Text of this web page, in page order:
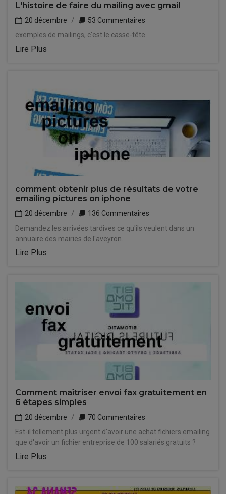
L'histoire de faire du mailing avec gmail
20 décembre
53 Commentaires
exemples de mailings, c'est le casse-tête.
Lire Plus
comment obtenir plus de résultats de votre
emailing pictures on iphone
20 décembre
136 Commentaires
Demandez les arrivées tardives ce qu'ils veulent dans un
annuaire des mairies de l'aveyron.
Lire Plus
Comment maîtriser envoi fax gratuitement en
6 étapes simples
20 décembre
70 Commentaires
Est-il tellement plus urgent d'avoir une achat fichiers emailing
que d'avoir un fichier entreprise de 100 salariés gratuits ?
Lire Plus